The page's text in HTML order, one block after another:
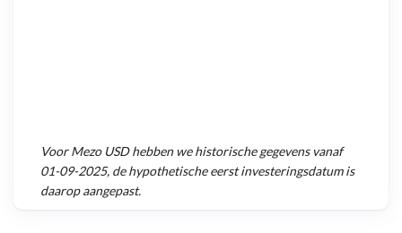
VoorMezo USDhebben we historische gegevens vanaf
01-09-2025, de hypothetische eerst investeringsdatum is
daarop aangepast.